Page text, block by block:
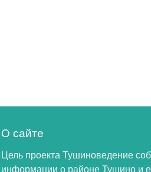
О сайте
Цель проекта Тушиноведение
информации о районе Тушино и